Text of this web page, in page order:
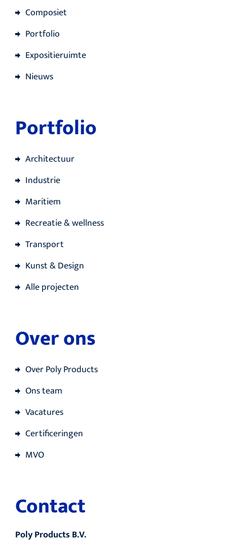
Composiet
Portfolio
Expositieruimte
Nieuws
Portfolio
Architectuur
Industrie
Maritiem
Recreatie & wellness
Transport
Kunst & Design
Alle projecten
Over ons
Over Poly Products
Ons team
Vacatures
Certificeringen
MVO
Contact
Poly Products B.V.